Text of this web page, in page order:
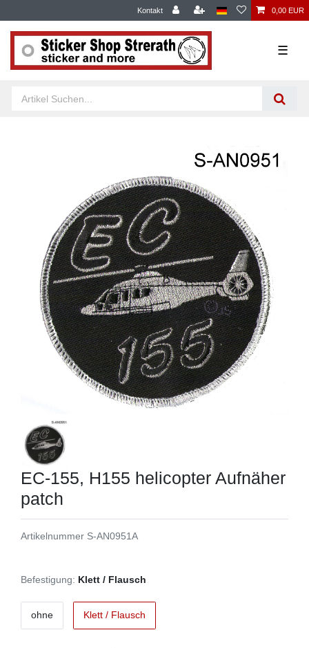
Kontakt 0,00 EUR
☰
EC-155, H155 helicopter Aufnäher
patch
Artikelnummer S-AN0951A
Befestigung: Klett / Flausch
ohne Klett / Flausch